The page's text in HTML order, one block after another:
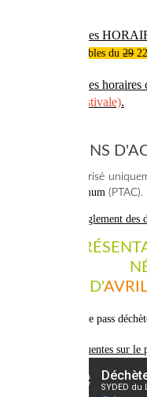
Téléchargez les
valables du 29
Téléchargez les
(hors période estivale).
CONDITIONS
L'accès est autorisé
3,5 tonnes maximum (PTAC).
Consultez le règlement des
LA
À PARTIR D'AVRIL
> Demandez votre pass
Questions fréquentes sur le